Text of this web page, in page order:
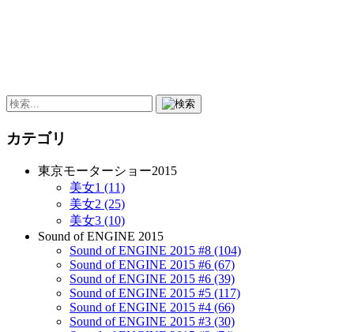
カテゴリ
東京モーターショー2015
美女1 (11)
美女2 (25)
美女3 (10)
Sound of ENGINE 2015
Sound of ENGINE 2015 #8 (104)
Sound of ENGINE 2015 #6 (67)
Sound of ENGINE 2015 #6 (39)
Sound of ENGINE 2015 #5 (117)
Sound of ENGINE 2015 #4 (66)
Sound of ENGINE 2015 #3 (30)